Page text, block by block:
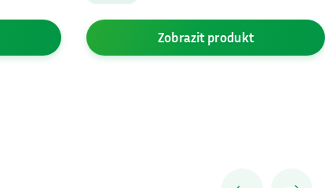
Jedle
Zobrazitprodukt